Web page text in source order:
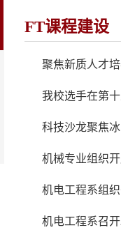
FT课程建设
聚焦新质人才
我校选手在第
科技沙龙聚焦
机械专业组织
机电工程系组
机电工程系召